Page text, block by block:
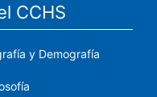
CCHS
y Demografía